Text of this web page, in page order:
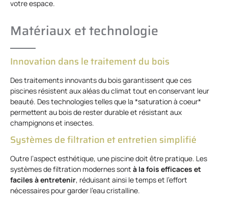
votre espace.
Matériaux et technologie
Innovation dans le traitement du bois
Des traitements innovants du bois garantissent que ces
piscines résistent aux aléas du climat tout en conservant leur
beauté. Des technologies telles que la *saturation à coeur*
permettent au bois de rester durable et résistant aux
champignons et insectes.
Systèmes de filtration et entretien simplifié
Outre l’aspect esthétique, une piscine doit être pratique. Les
systèmes de filtration modernes sont à la fois efficaces et
faciles à entretenir, réduisant ainsi le temps et l’effort
nécessaires pour garder l’eau cristalline.